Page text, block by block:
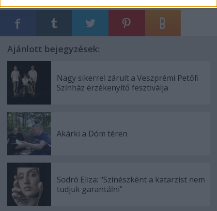
Ajánlott bejegyzések:
Nagy sikerrel zárult a Veszprémi Petőfi
Színház érzékenyítő fesztiválja
Akárki a Dóm téren
Sodró Eliza: "Színészként a katarzist nem
tudjuk garantálni"